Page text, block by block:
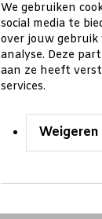
We gebruiken
social media te
over jouw gebruik
analyse. Deze
aan ze heeft
services.
Weigeren